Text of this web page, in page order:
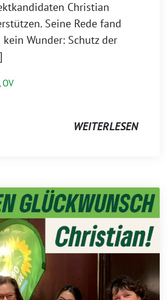
Christian
Seine Rede fand
Wunder: Schutz der
OV
WEITERLESEN